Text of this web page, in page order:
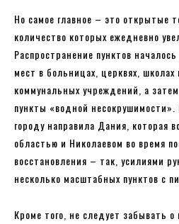
Но самое главное – это открытые
количество которых ежедневно
Распространение пунктов
мест в больницах, церквях, школах
коммунальных учреждений, а
пункты «водной
городу направила Дания, которая
областью и Николаевом во время
восстановления – так, усилиями
несколько масштабных пунктов с
Кроме того, не следует забывать о